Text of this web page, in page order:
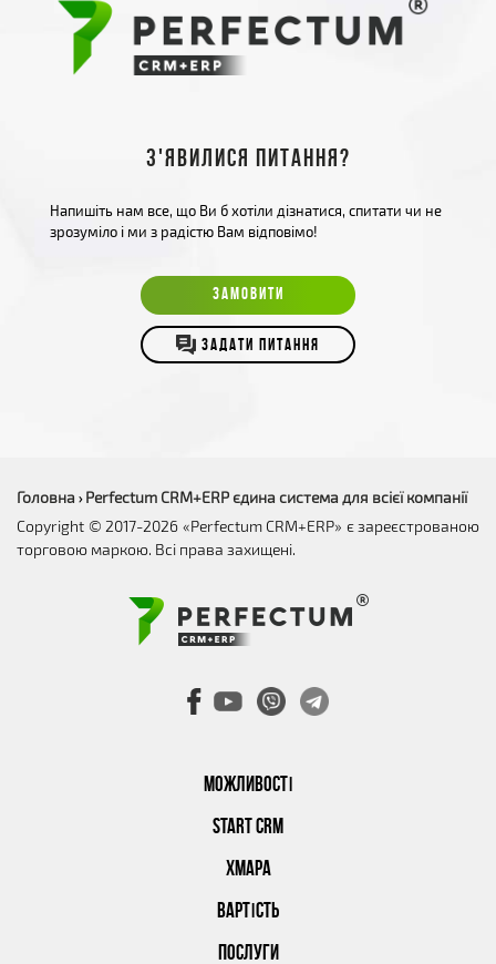
З'явилися питання?
Напишіть нам все, що Ви б хотіли дізнатися, спитати чи не
зрозуміло і ми з радістю Вам відповімо!
ЗАМОВИТИ
ЗАДАТИ ПИТАННЯ
МОЖЛИВОСТІ
START CRM
ХМАРА
ВАРТІСТЬ
ПОСЛУГИ
Головна › Perfectum CRM+ERP єдина система для всієї компанії
Copyright © 2017-2026 «Perfectum CRM+ERP» є зареєстрованою
торговою маркою. Всі права захищені.